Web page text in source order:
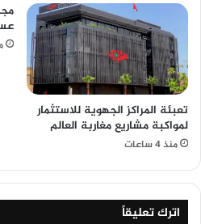
تعبئة المراكز الجهوية للاستثمار
لمواكبة مشاريع مغاربة العالم
منذ 4 ساعات
اترك تعليقاً